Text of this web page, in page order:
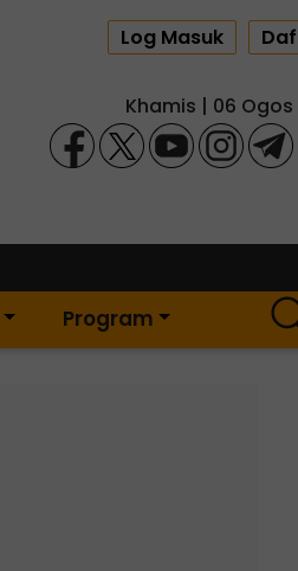
Log Masuk
Khamis | 06 Ogos
Program